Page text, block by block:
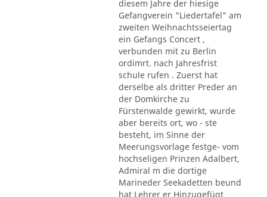
diesem Jahre der hiesige
Gefangverein "Liedertafel" am
zweiten Weihnachtsseiertag
ein Gefangs Concert ,
verbunden mit zu Berlin
ordimrt. nach Jahresfrist
schule rufen . Zuerst hat
derselbe als dritter Preder an
der Domkirche zu
Fürstenwalde gewirkt, wurde
aber bereits ort, wo - ste
besteht, im Sinne der
Meerungsvorlage festge- vom
hochseligen Prinzen Adalbert,
Admiral m die dortige
Marineder Seekadetten beund
hat Lehrer er Hinzugefügt